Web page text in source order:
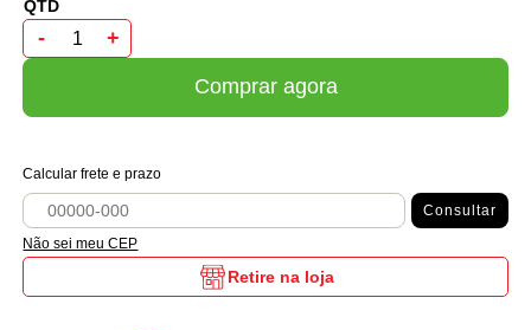
- +
Comprar agora
Calcular frete e prazo
Consultar
Não sei meu CEP
Retire na loja